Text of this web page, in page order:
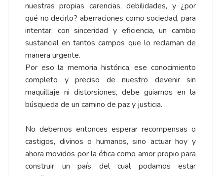
nuestras propias carencias, debilidades, y ¿por
qué no decirlo? aberraciones como sociedad, para
intentar, con sinceridad y eficiencia, un cambio
sustancial en tantos campos que lo reclaman de
manera urgente.
Por eso la memoria histórica, ese conocimiento
completo y preciso de nuestro devenir sin
maquillaje ni distorsiones, debe guiarnos en la
búsqueda de un camino de paz y justicia.
No debemos entonces esperar recompensas o
castigos, divinos o humanos, sino actuar hoy y
ahora movidos por la ética como amor propio para
construir un país del cual podamos estar